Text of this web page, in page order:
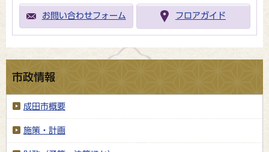
お問い合わせフォーム フロアガイド
市政情報
成田市概要
施策・計画